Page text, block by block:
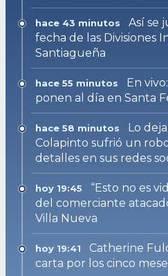
hace 43 minutos
Así se
fecha de las Divisiones
Santiagueña
hace 55 minutos
En
ponen al día en Santa
hace 58 minutos
Lo
Colapinto sufrió un
detalles en sus redes
hoy 19:45
“Esto no es
del comerciante
Villa Nueva
hoy 19:41
Catherine
carta por los cinco